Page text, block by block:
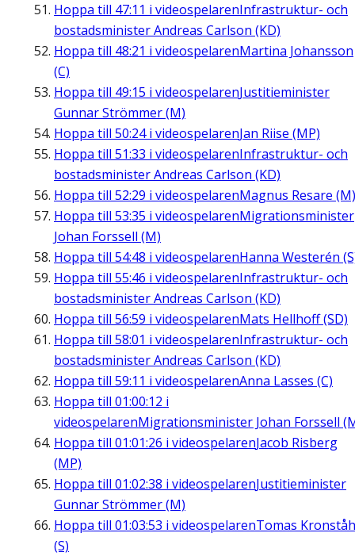
Hoppa till 47:11 i videospelarenInfrastruktur- och
bostadsminister Andreas Carlson (KD)
Hoppa till 48:21 i videospelarenMartina Johansson
(C)
Hoppa till 49:15 i videospelarenJustitieminister
Gunnar Strömmer (M)
Hoppa till 50:24i videospelarenJan Riise (MP)
Hoppa till 51:33 i videospelarenInfrastruktur- och
bostadsminister Andreas Carlson (KD)
Hoppa till 52:29 i videospelarenMagnus Resare (M)
Hoppa till 53:35 i videospelarenMigrationsminister
Johan Forssell (M)
Hoppa till 54:48 i videospelarenHanna Westerén
Hoppa till 55:46 i videospelarenInfrastruktur- och
bostadsminister Andreas Carlson (KD)
Hoppa till 56:59 i videospelarenMats Hellhoff (SD)
Hoppa till 58:01 i videospelarenInfrastruktur- och
bostadsminister Andreas Carlson (KD)
Hoppa till 59:11 i videospelarenAnna Lasses (C)
Hoppa till 01:00:12 i
videospelarenMigrationsminister Johan Forssell
Hoppa till 01:01:26 i videospelarenJacob Risberg
(MP)
Hoppa till 01:02:38 i videospelarenJustitieminister
Gunnar Strömmer (M)
Hoppa till 01:03:53 i videospelarenTomas
(S)